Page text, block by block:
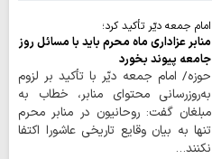
امام جمعه دیّر تأکید کرد؛
منابر عزاداری ماه محرم باید با مسائل روز
جامعه پیوند بخورد
حوزه/ امام جمعه دیّر با تأکید بر لزوم
به‌روزرسانی محتوای منابر، خطاب به
مبلغان گفت: روحانیون در منابر محرم
تنها به بیان وقایع تاریخی عاشورا اکتفا
نکنند…